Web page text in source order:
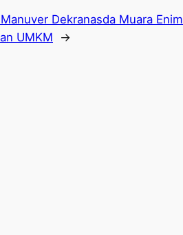
Manuver Dekranasda Muara Enim
UMKM
→